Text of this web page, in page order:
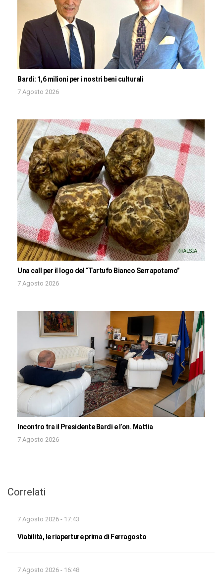
Bardi: 1,6 milioni per i nostri beni culturali
7 Agosto 2026
Una call per il logo del “Tartufo Bianco Serrapotamo”
7 Agosto 2026
Incontro tra il Presidente Bardi e l’on. Mattia
7 Agosto 2026
Correlati
7 Agosto 2026 - 17:43
Viabilità, le riaperture prima di Ferragosto
7 Agosto 2026 - 16:48